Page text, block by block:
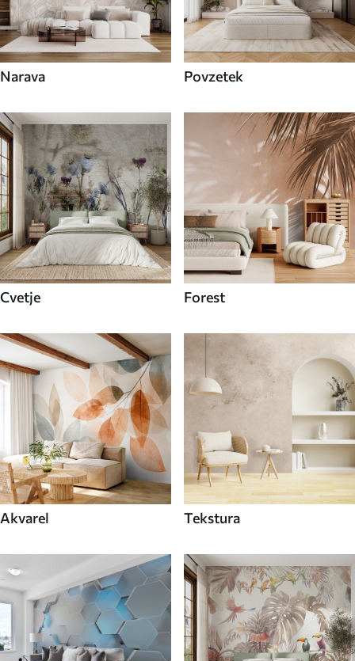
Narava Povzetek
Cvetje Forest
Akvarel Tekstura